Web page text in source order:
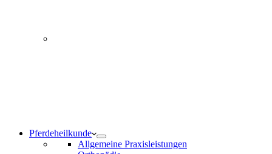
Pferdeheilkunde
Allgemeine Praxisleistungen